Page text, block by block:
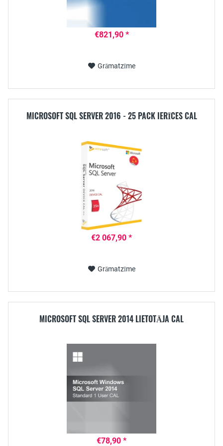
€821,90 *
Grāmatzīme
MICROSOFT SQL SERVER 2016 - 25 PACK IERĪCES CAL
€2 067,90 *
Grāmatzīme
MICROSOFT SQL SERVER 2014 LIETOTĀJA CAL
€78,90 *